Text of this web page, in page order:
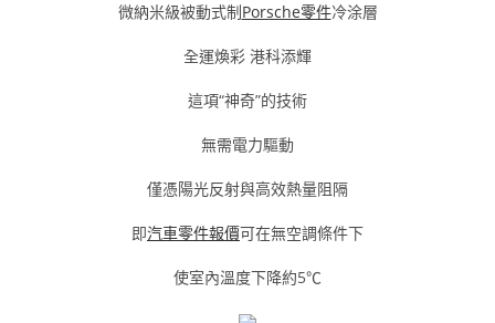
微納米級被動式制Porsche零件冷涂層
全運煥彩 港科添輝
這項“神奇”的技術
無需電力驅動
僅憑陽光反射與高效熱量阻隔
即汽車零件報價可在無空調條件下
使室內溫度下降約5℃